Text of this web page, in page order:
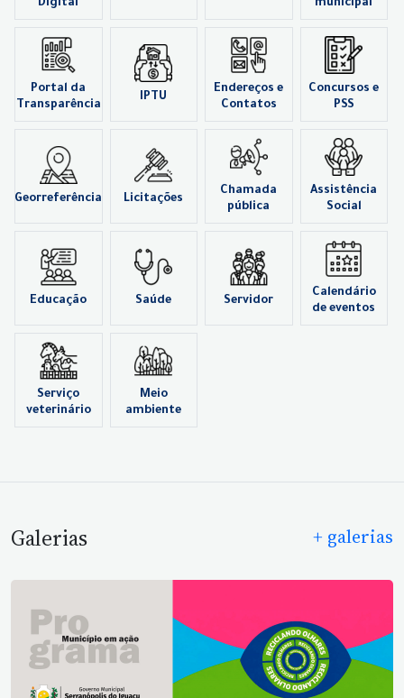
Digital municipal
Portal da
Transparência
IPTU
Endereços e
Contatos
Concursos e
PSS
Georreferência Licitações
Chamada
pública
Assistência
Social
Educação Saúde Servidor
Calendário
de eventos
Serviço
veterinário
Meio
ambiente
Galerias + galerias